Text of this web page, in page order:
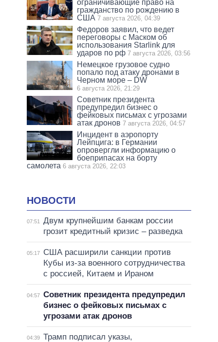
ограничивающие право на
гражданство по рождению в
США 7 августа 2026, 04:39
Федоров заявил, что ведет
переговоры с Маском об
использования Starlink для
ударов по рф 7 августа 2026, 03:56
Немецкое грузовое судно
попало под атаку дронами в
Черном море – DW
6 августа 2026, 21:29
Советник президента
предупредил бизнес о
фейковых письмах с угрозами
атак дронов 7 августа 2026, 04:57
Инцидент в аэропорту
Лейпцига: в Германии
опровергли информацию о
боеприпасах на борту
самолета 6 августа 2026, 22:03
НОВОСТИ
07:51
Двум крупнейшим банкам россии
грозит кредитный кризис – разведка
05:17
США расширили санкции против
Кубы из-за военного сотрудничества
с россией, Китаем и Ираном
04:57 Советник президента предупредил
бизнес о фейковых письмах с
угрозами атак дронов
04:39 Трамп подписал указы,